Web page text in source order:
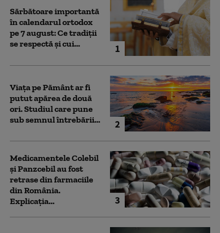
1
Sărbătoare importantă
în calendarul ortodox
pe 7 august: Ce tradiții
se respectă și cui...
2
Viața pe Pământ ar fi
putut apărea de două
ori. Studiul care pune
sub semnul întrebării...
3
Medicamentele Colebil
și Panzcebil au fost
retrase din farmaciile
din România.
Explicația...